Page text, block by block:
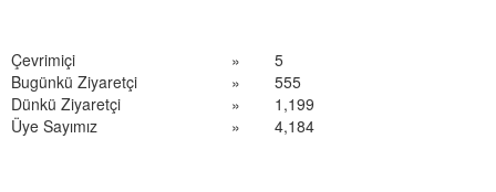
Çevrimiçi »
5
Bugünkü Ziyaretçi
»
555
Dünkü Ziyaretçi
»
1,199
Üye Sayımız
» 4,184